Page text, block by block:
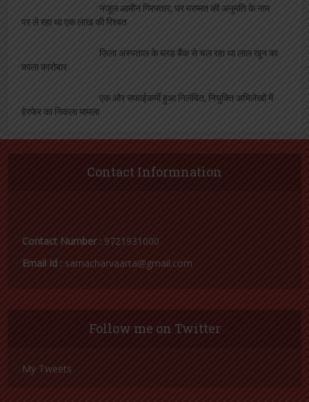
नजूल आमीन गिरफ्तार, घर मरम्मत की अनुमति के नाम
पर ले रहा था एक लाख की रिश्वत
ज़िला अस्पताल के ब्लड बैंक से चल रहा था लाल खून का
काला कारोबार
एक और सफाईकर्मी हुआ निलंबित, नियुक्ति अभिलेखों में
हेरफेर का निकला मामला
Contact Informnation
Contact Number : 9721931000
Email Id : samacharvaarta@gmail.com
Follow me on Twitter
My Tweets